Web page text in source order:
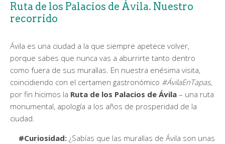
Ruta de los Palacios de Ávila. Nuestro
recorrido
Ávila es una ciudad a la que siempre apetece volver,
porque sabes que nunca vas a aburrirte tanto dentro
como fuera de sus murallas. En nuestra enésima visita,
coincidiendo con el certamen gastronómico #ÁvilaEnTapas,
por fin hicimos la Ruta de los Palacios de Ávila – una ruta
monumental, apología a los años de prosperidad de la
ciudad.
#Curiosidad: ¿Sabías que las murallas de Ávila son unas